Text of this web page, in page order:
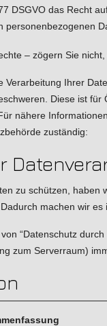
DSGVO das Recht
personenbezogenen
– zögern Sie
Verarbeitung Ihrer
Diese ist
nähere
zuständig:
zu schützen,
machen wir
“Datenschutz
zum Serverraum)